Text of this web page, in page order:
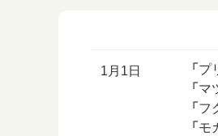
1月1日 「 プ
「 マ
「 フ
「 モ